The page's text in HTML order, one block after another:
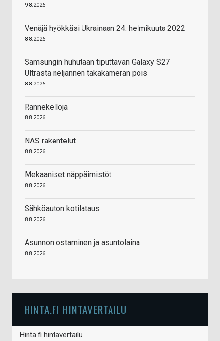
9.8.2026
Venäjä hyökkäsi Ukrainaan 24. helmikuuta 2022
8.8.2026
Samsungin huhutaan tiputtavan Galaxy S27
Ultrasta neljännen takakameran pois
8.8.2026
Rannekelloja
8.8.2026
NAS rakentelut
8.8.2026
Mekaaniset näppäimistöt
8.8.2026
Sähköauton kotilataus
8.8.2026
Asunnon ostaminen ja asuntolaina
8.8.2026
HINTA.FI HINTAVERTAILU
Hinta.fi hintavertailu